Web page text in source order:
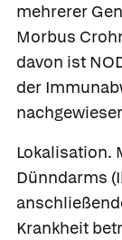
mehrerer
Morbus
davon ist
der
Lokalisation.
Dünndarms
Krankheit